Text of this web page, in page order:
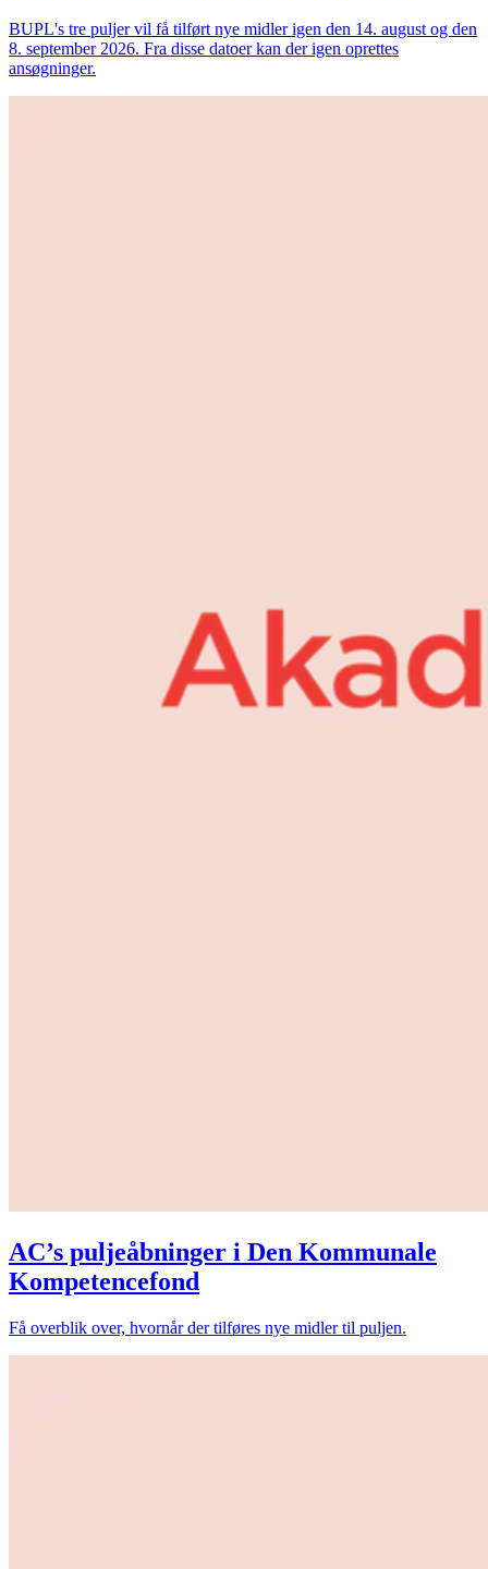
BUPL's tre puljer vil få tilført nye midler igen den 14. august og den
8. september 2026. Fra disse datoer kan der igen oprettes
ansøgninger.
AC’s puljeåbninger i Den Kommunale
Kompetencefond
Få overblik over, hvornår der tilføres nye midler til puljen.